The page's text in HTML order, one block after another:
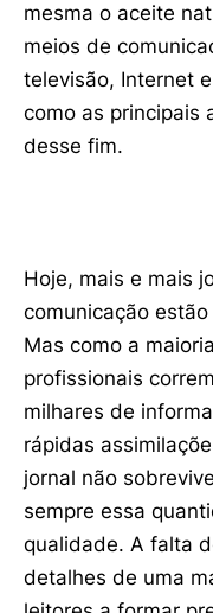
mesma o aceite
meios de
televisão, Internet
como as principais
desse fim.
Hoje, mais e mais
comunicação
Mas como a
profissionais
milhares de
rápidas
jornal não
sempre essa
qualidade. A falta
detalhes de uma